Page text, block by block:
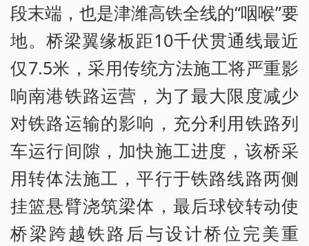
段末端，也是津潍高铁全线的“咽喉”要
地。桥梁翼缘板距10千伏贯通线最近
仅7.5米，采用传统方法施工将严重影
响南港铁路运营，为了最大限度减少
对铁路运输的影响，充分利用铁路列
车运行间隙，加快施工进度，该桥采
用转体法施工，平行于铁路线路两侧
挂篮悬臂浇筑梁体，最后球铰转动使
桥梁跨越铁路后与设计桥位完美重